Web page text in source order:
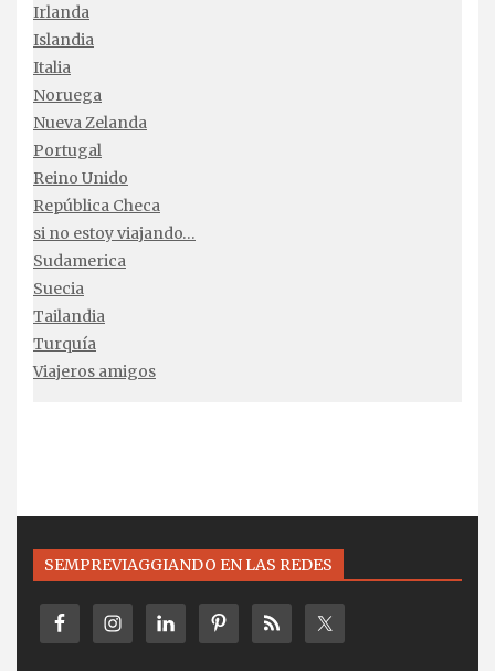
Irlanda
Islandia
Italia
Noruega
Nueva Zelanda
Portugal
Reino Unido
República Checa
si no estoy viajando…
Sudamerica
Suecia
Tailandia
Turquía
Viajeros amigos
SEMPREVIAGGIANDO EN LAS REDES